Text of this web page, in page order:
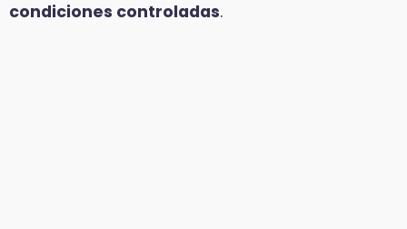
condiciones controladas.